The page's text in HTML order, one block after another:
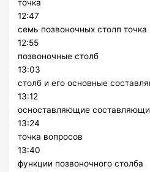
точка
12:47
семь позвоночных столп
12:55
позвоночные столб
13:03
столб и его основные
13:12
осноставляющие
13:24
точка вопросов
13:40
функции позвоночного столба